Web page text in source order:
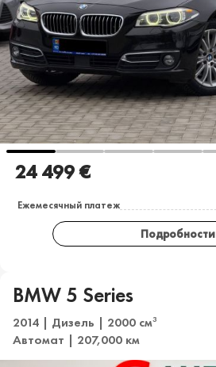
24 499 €
Ежемесячный платеж
Подробности
BMW 5 Series
2014 | Дизель | 2000 см3
Автомат | 207,000 км